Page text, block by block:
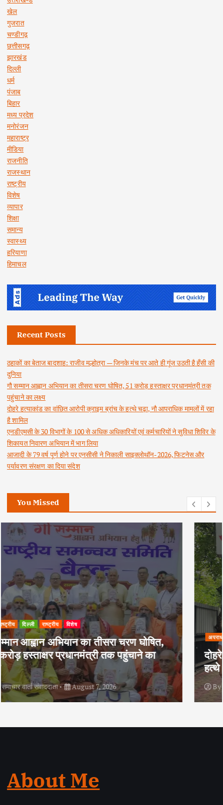
खेल
गुजरात
चण्डीगढ़
छत्तीसगढ़
झारखंड
दिल्ली
धर्म
पंजाब
बिहार
मध्य प्रदेश
मनोरंजन
महाराष्ट्र
मीडिया
राजनीति
राजस्थान
राष्ट्रीय
विशेष
व्यापार
शिक्षा
समान्य
स्वास्थ्य
हरियाणा
हिमाचल
Recent Posts
ठहाकों का बेताज बादशाह: राजीव मल्होत्रा — जिनके मंच पर आते ही गूंज उठती है हँसी की
दुनिया
गौ सम्मान आह्वान अभियान का तीसरा चरण घोषित, 51 करोड़ हस्ताक्षर प्रधानमंत्री तक
पहुंचाने का लक्ष्य
दोहरे हत्याकांड का वांछित आरोपी क्राइम ब्रांच के हत्थे चढ़ा, नौ आपराधिक मामलों में रहा
है शामिल
एनडीएमसी के 30 विभागों के 100 से अधिक अधिकारियों एवं कर्मचारियों ने सुविधा शिविर के
शिकायत निवारण अभियान में भाग लिया
आजादी के 79 वर्ष पूर्ण होने पर एनसीसी ने निकाली साइक्लोथॉन-2026, फिटनेस और
पर्यावरण संरक्षण का दिया संदेश
You Missed
अपराध दिल्ली राष्ट्रीय
दोहरे हत्याकांड का वांछित आरोपी क्राइम ब्रांच के
हत्थे चढ़ा, नौ आपराधिक मामलों में रहा है शामिल
Byसमाचार वार्ता संवाददाता August 6, 2026
About Me